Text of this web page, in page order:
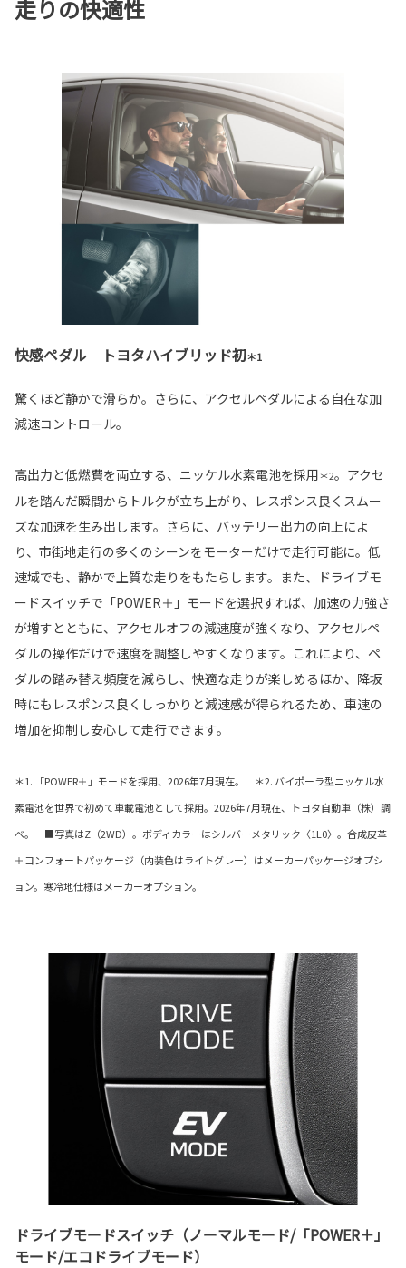
走りの快適性
快感ペダル トヨタハイブリッド初＊1
驚くほど静かで滑らか。さらに、アクセルペダルによる自在な加
減速コントロール。
高出力と低燃費を両立する、ニッケル水素電池を採用＊2。アクセ
ルを踏んだ瞬間からトルクが立ち上がり、レスポンス良くスムー
ズな加速を生み出します。さらに、バッテリー出力の向上によ
り、市街地走行の多くのシーンをモーターだけで走行可能に。低
速域でも、静かで上質な走りをもたらします。また、ドライブモ
ードスイッチで「POWER＋」モードを選択すれば、加速の力強さ
が増すとともに、アクセルオフの減速度が強くなり、アクセルペ
ダルの操作だけで速度を調整しやすくなります。これにより、ペ
ダルの踏み替え頻度を減らし、快適な走りが楽しめるほか、降坂
時にもレスポンス良くしっかりと減速感が得られるため、車速の
増加を抑制し安心して走行できます。
＊1. 「POWER＋」モードを採用、2026年7月現在。 ＊2. バイポーラ型ニッケル水
素電池を世界で初めて車載電池として採用。2026年7月現在、トヨタ自動車（株）調
べ。 ■写真はZ（2WD）。ボディカラーはシルバーメタリック〈1L0〉。合成皮革
＋コンフォートパッケージ（内装色はライトグレー）はメーカーパッケージオプシ
ョン。寒冷地仕様はメーカーオプション。
ドライブモードスイッチ（ノーマルモード/「POWER＋」
モード/エコドライブモード）